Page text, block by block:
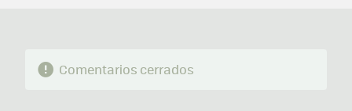
Comentarios cerrados